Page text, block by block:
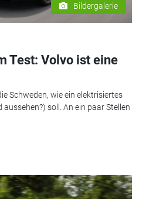
Bildergalerie
Test: Volvo ist eine
Schweden, wie ein elektrisiertes
soll. An ein paar Stellen